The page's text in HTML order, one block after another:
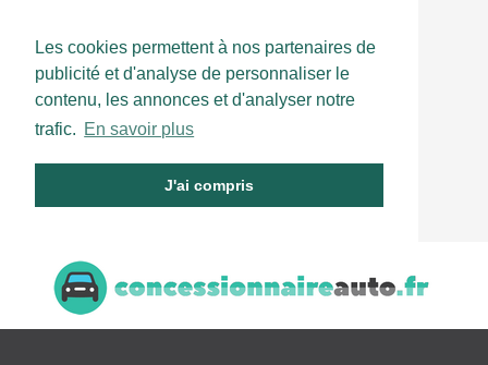
Les cookies permettent à nos partenaires de
publicité et d'analyse de personnaliser le
contenu, les annonces et d'analyser notre
trafic. En savoir plus
J'ai compris